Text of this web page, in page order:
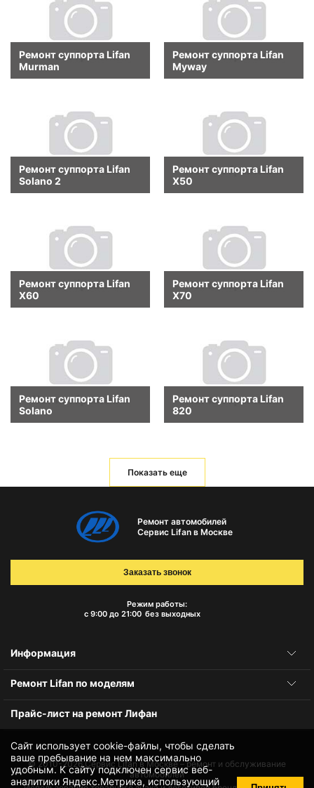
Ремонт суппорта Lifan
Murman
Ремонт суппорта Lifan
Myway
Ремонт суппорта Lifan
Solano 2
Ремонт суппорта Lifan
X50
Ремонт суппорта Lifan
X60
Ремонт суппорта Lifan
X70
Ремонт суппорта Lifan
Solano
Ремонт суппорта Lifan
820
Показать еще
Сайт использует cookie-файлы, чтобы сделать
ваше пребывание на нем максимально
удобным. К cайту подключен сервис веб-
аналитики Яндекс.Метрика, использующий
Ремонт автомобилей
Сервис Lifan в Москве
Режим работы:
с 9:00 до 21:00 без выходных
Заказать звонок
Информация
Ремонт Lifan по моделям
Прайс-лист на ремонт Лифан
© 2010-2026Сервис Lifan в Москве – ремонт и обслуживание
автомобилей